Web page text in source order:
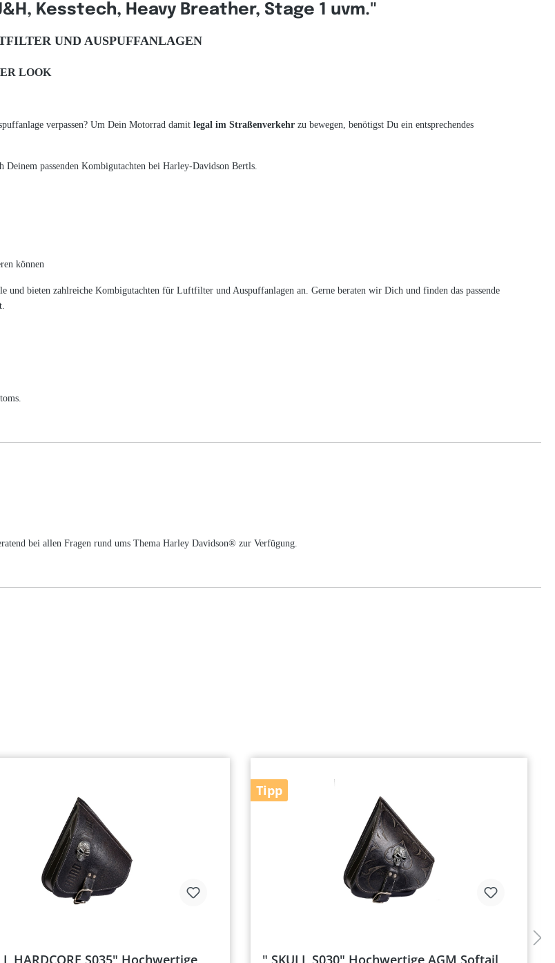
Kesstech, Heavy Breather, Stage 1 uvm."
UND AUSPUFFANLAGEN
LOOK
verpassen? Um Dein Motorrad damit legal im Straßenverkehr zu bewegen, benötigst Du ein entsprechendes
passenden Kombigutachten bei Harley-Davidson Bertls.
können
bieten zahlreiche Kombigutachten für Luftfilter und Auspuffanlagen an. Gerne beraten wir Dich und finden das passende
bei allen Fragen rund ums Thema Harley Davidson® zur Verfügung.
HARDCORE S035" Hochwertige
Tipp
" SKULL S030" Hochwertige AGM Softail